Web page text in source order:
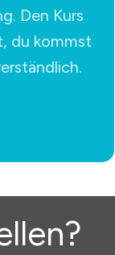
Den Kurs
du kommst